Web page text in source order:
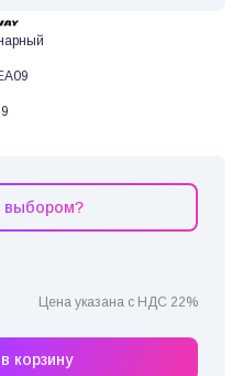
выбором?
Цена указана с НДС 22%
корзину